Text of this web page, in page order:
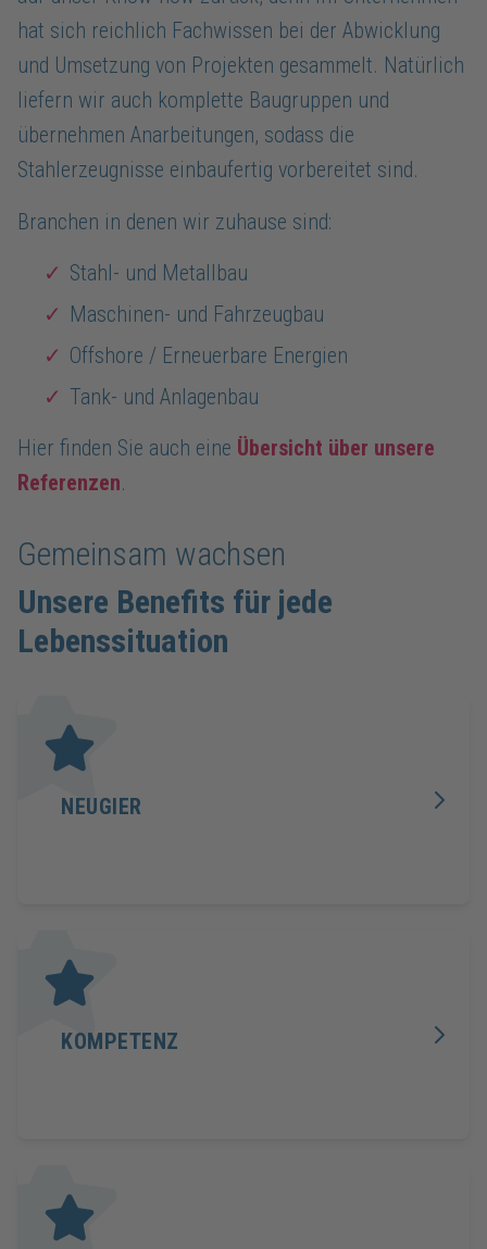
hat sich reichlich Fachwissen bei der Abwicklung
und Umsetzung von Projekten gesammelt. Natürlich
liefern wir auch komplette Baugruppen und
übernehmen Anarbeitungen, sodass die
Stahlerzeugnisse einbaufertig vorbereitet sind.
Branchen in denen wir zuhause sind:
Stahl- und Metallbau
Maschinen- und Fahrzeugbau
Offshore / Erneuerbare Energien
Tank- und Anlagenbau
Hier finden Sie auch eine Übersicht über unsere
Referenzen.
Gemeinsam wachsen
Unsere Benefits für jede
Lebenssituation
NEUGIER
KOMPETENZ